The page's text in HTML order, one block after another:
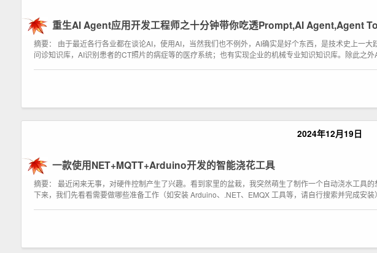
重生AI Agent应用开发工程师之十分钟带你吃透Prompt,AI Agent,Agent
摘要： 由于最近各行各业都在谈论AI，使用AI，当然我们也不例外，AI确实是好个东西，是技术史上一
问诊知识库，AI识别患者的CT照片的病症等的医疗系统；也有实现企业的机械专业知识知识库。除此之
2024年12月19日
一款使用NET+MQTT+Arduino开发的智能浇花工具
摘要： 最近闲来无事，对硬件控制产生了兴趣。看到家里的盆栽，我突然萌生了制作一个自动浇水工具
下来，我们先看看需要做哪些准备工作（如安装 Arduino、.NET、EMQX 工具等，请自行搜索并完成安装